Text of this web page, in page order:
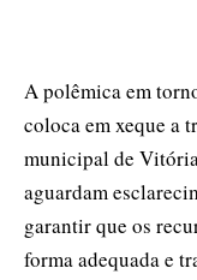
A polêmica em
coloca em xeque a
municipal de
aguardam
garantir que os
forma adequada e